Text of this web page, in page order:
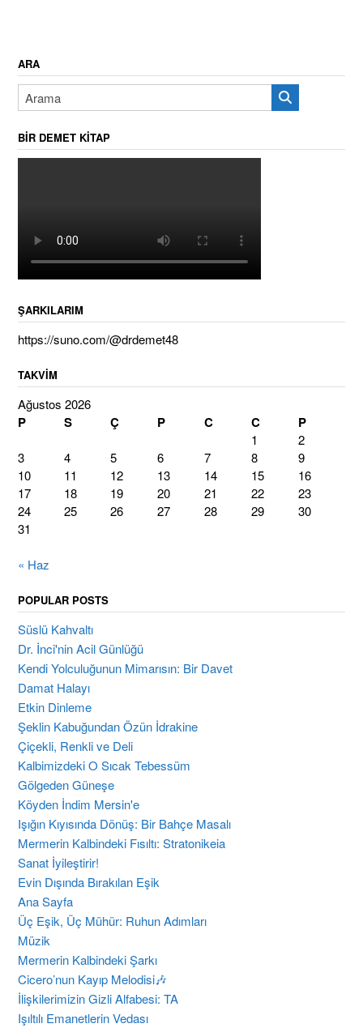
ARA
BIR DEMET KITAP
ŞARKILARIM
https://suno.com/@drdemet48
TAKVIM
Ağustos 2026
P S Ç P C C P
1
2
3
4 5 6 7 8
9
10
11 12 13 14 15
16
17
18 19 20 21 22
23
24
25 26 27 28 29
30
31
« Haz
POPULAR POSTS
Süslü Kahvaltı
Dr. İnci'nin Acil Günlüğü
Kendi Yolculuğunun Mimarısın: Bir Davet
Damat Halayı
Etkin Dinleme
Şeklin Kabuğundan Özün İdrakine
Çiçekli, Renkli ve Deli
Kalbimizdeki O Sıcak Tebessüm
Gölgeden Güneşe
Köyden İndim Mersin'e
Işığın Kıyısında Dönüş: Bir Bahçe Masalı
Mermerin Kalbindeki Fısıltı: Stratonikeia
Sanat İyileştirir!
Evin Dışında Bırakılan Eşik
Ana Sayfa
Üç Eşik, Üç Mühür: Ruhun Adımları
Müzik
Mermerin Kalbindeki Şarkı
Cicero’nun Kayıp Melodisi🎶
İlişkilerimizin Gizli Alfabesi: TA
​Işıltılı Emanetlerin Vedası